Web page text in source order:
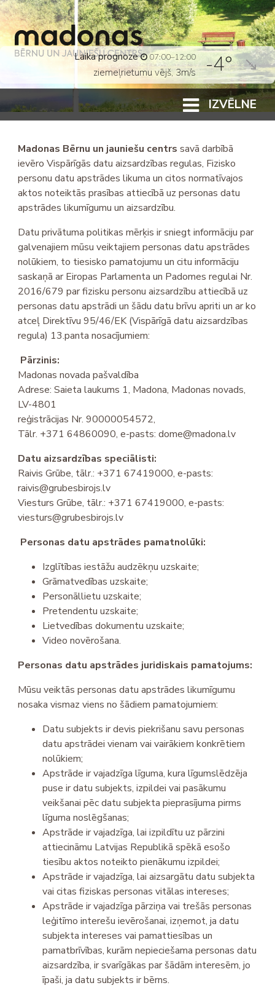
IZVĒLNE
Laika prognoze 07:00–12:00
ziemeļrietumu vējš, 3m/s -4°
Madonas Bērnu un jauniešu centrs savā darbībā
ievēroVispārīgās datu aizsardzības regulas, Fizisko
personu datu apstrādes likuma un citos normatīvajos
aktos noteiktās prasības attiecībā uz personas datu
apstrādes likumīgumu un aizsardzību.
Datu privātuma politikas mērķis ir sniegt informāciju par
galvenajiem mūsu veiktajiem personas datu apstrādes
nolūkiem, to tiesisko pamatojumu un citu informāciju
saskaņā ar Eiropas Parlamenta un Padomes regulai Nr.
2016/679 par fizisku personu aizsardzību attiecībā uz
personas datu apstrādi un šādu datu brīvu apriti un ar ko
atceļ Direktīvu 95/46/EK (Vispārīgā datu aizsardzības
regula) 13.panta nosacījumiem:
Pārzinis:
Madonas novada pašvaldība
Adrese: Saieta laukums 1, Madona, Madonas novads,
LV-4801
reģistrācijas Nr. 90000054572,
Tālr. +371 64860090, e-pasts: dome@madona.lv
Datu aizsardzības speciālisti:
Raivis Grūbe, tālr.: +371 67419000, e-pasts:
raivis@grubesbirojs.lv
Viesturs Grūbe, tālr.: +371 67419000, e-pasts:
viesturs@grubesbirojs.lv
Personas datu apstrādes pamatnolūki:
Izglītības iestāžu audzēkņu uzskaite;
Grāmatvedības uzskaite;
Personāllietu uzskaite;
Pretendentu uzskaite;
Lietvedības dokumentu uzskaite;
Video novērošana.
Personas datu apstrādes juridiskais pamatojums:
Mūsu veiktās personas datu apstrādes likumīgumu
nosaka vismaz viens no šādiem pamatojumiem:
Datu subjekts ir devis piekrišanu savu personas
datu apstrādei vienam vai vairākiem konkrētiem
nolūkiem;
Apstrāde ir vajadzīga līguma, kura līgumslēdzēja
puse ir datu subjekts, izpildei vai pasākumu
veikšanai pēc datu subjekta pieprasījuma pirms
līguma noslēgšanas;
Apstrāde ir vajadzīga, lai izpildītu uz pārzini
attiecināmu Latvijas Republikā spēkā esošo
tiesību aktos noteikto pienākumu izpildei;
Apstrāde ir vajadzīga, lai aizsargātu datu subjekta
vai citas fiziskas personas vitālas intereses;
Apstrāde ir vajadzīga pārziņa vai trešās personas
leģitīmo interešu ievērošanai, izņemot, ja datu
subjekta intereses vai pamattiesības un
pamatbrīvības, kurām nepieciešama personas datu
aizsardzība, ir svarīgākas par šādām interesēm, jo
īpaši, ja datu subjekts ir bērns.